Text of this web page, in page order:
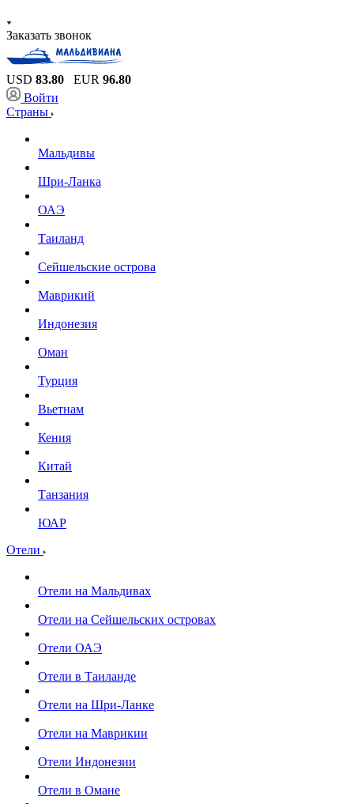
Заказать звонок
USD 83.80 EUR 96.80
Войти
Страны
Мальдивы
Шри-Ланка
ОАЭ
Таиланд
Сейшельские острова
Маврикий
Индонезия
Оман
Турция
Вьетнам
Кения
Китай
Танзания
ЮАР
Отели
Отели на Мальдивах
Отели на Сейшельских островах
Отели ОАЭ
Отели в Таиланде
Отели на Шри-Ланке
Отели на Маврикии
Отели Индонезии
Отели в Омане